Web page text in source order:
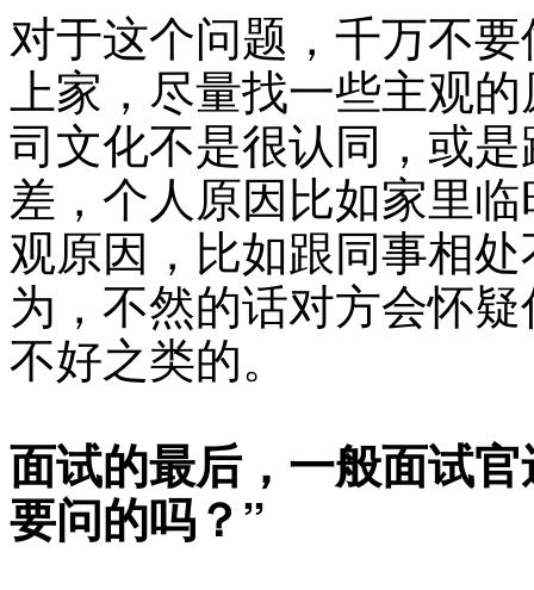
对于这个问题，千万不
上家，尽量找一些主观
司文化不是很认同，或
差，个人原因比如家里
观原因，比如跟同事相
为，不然的话对方会怀
不好之类的。
面试的最后，一般面试
要问的吗？”